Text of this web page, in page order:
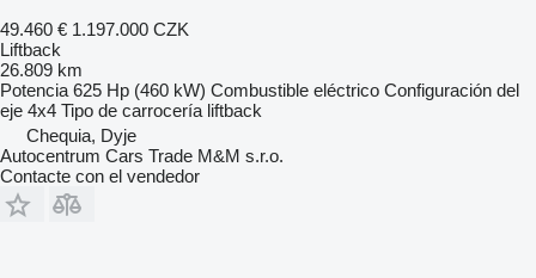
49.460 € 1.197.000 CZK
Liftback
26.809 km
Potencia 625 Hp (460 kW) Combustible eléctrico Configuración del
eje 4x4 Tipo de carrocería liftback
Chequia, Dyje
Autocentrum Cars Trade M&M s.r.o.
Contacte con el vendedor